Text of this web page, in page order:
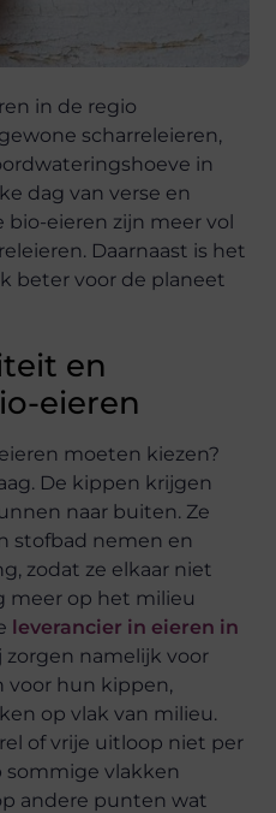
in de regio
scharreleieren,
in
dag van verse en
bio-eieren zijn meer vol
Daarnaast is het
beter voor de planeet
en
eieren
moeten kiezen?
De kippen krijgen
naar buiten. Ze
stofbad nemen en
zodat ze elkaar niet
meer op het milieu
leverancier in eieren in
zorgen namelijk voor
voor hun kippen,
op vlak van milieu.
of vrije uitloop niet per
sommige vlakken
andere punten wat